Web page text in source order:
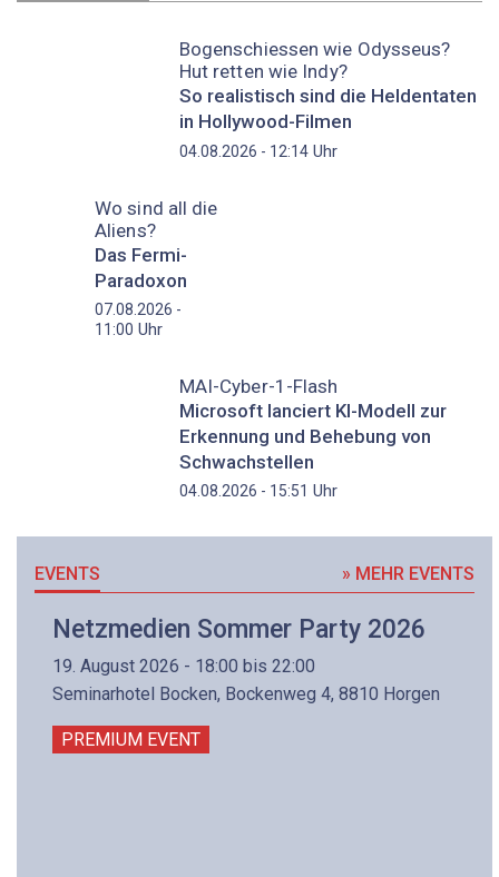
Bogenschiessen wie Odysseus?
Hut retten wie Indy?
So realistisch sind die Heldentaten
in Hollywood-Filmen
04.08.2026 - 12:14Uhr
Wo sind all die
Aliens?
Das Fermi-
Paradoxon
07.08.2026 -
11:00 Uhr
MAI-Cyber-1-Flash
Microsoft lanciert KI-Modell zur
Erkennung und Behebung von
Schwachstellen
04.08.2026 - 15:51 Uhr
EVENTS » MEHR EVENTS
Netzmedien Sommer Party 2026
19. August 2026 - 18:00 bis 22:00
Seminarhotel Bocken, Bockenweg 4, 8810 Horgen
PREMIUM EVENT